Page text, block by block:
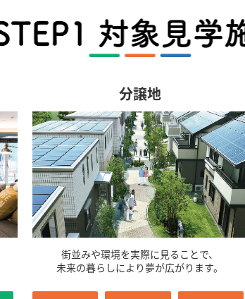
お問い合わせ一覧
分譲地
街並みや環境を実際に見ることで、
未来の暮らしにより夢が広がります。